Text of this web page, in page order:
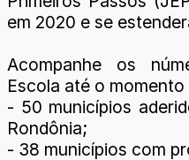
em 2020 e se
Acompanhe os
Escola até o momento
- 50 municípios
Rondônia;
- 38 municípios com